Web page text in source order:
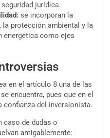
jurídica.
se incorporan la
protección ambiental y la
energética como ejes
en el artículo 8 una de las
encuentra, pues que en el
del inversionista.
caso de dudas o
amigablemente: